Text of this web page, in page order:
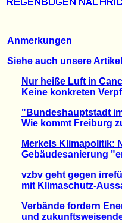
Anmerkungen
Siehe auch unsere
Nur heiße Luft in
Keine konkreten
"Bundeshauptstadt
Wie kommt Freiburg
Merkels Klimapolitik:
Gebäudesanierung
vzbv geht gegen
mit Klimaschutz-
Verbände fordern
und